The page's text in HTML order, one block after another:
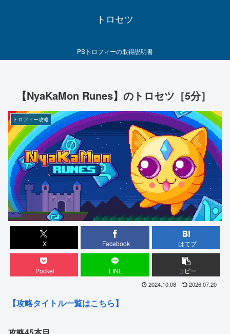
トロセツ
PSトロフィーの取得説明書
【NyaKaMon Runes】のトロセツ［5分］
トロフィー攻略
X Facebook はてブ
Pocket LINE コピー
2024.10.08 2026.07.20
【攻略タイトル一覧はこちら】